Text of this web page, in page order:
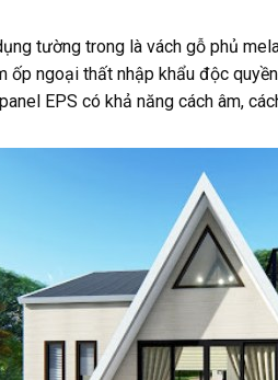
tường trong là vách gỗ phủ
ốp ngoại thất nhập khẩu độc
EPS có khả năng cách âm,